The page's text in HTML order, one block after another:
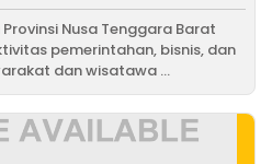
Nusa Tenggara Barat
pemerintahan, bisnis, dan
dan wisatawa ...